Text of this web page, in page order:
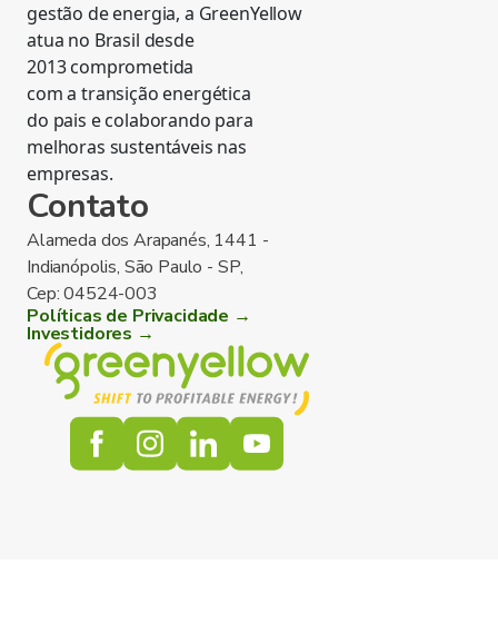
gestão de energia, a GreenYellow
atua no Brasil desde
2013 comprometida
com a transição energética
do pais e colaborando para
melhoras sustentáveis nas
empresas.
Contato
Alameda dos Arapanés, 1441 -
Indianópolis, São Paulo - SP,
Cep: 04524-003
Políticas de Privacidade →
Investidores →